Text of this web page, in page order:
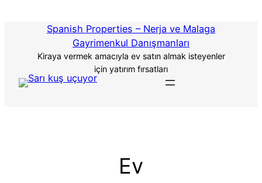
Spanish Properties – Nerja ve Malaga
Gayrimenkul Danışmanları
Kiraya vermek amacıyla ev satın almak isteyenler
için yatırım fırsatları
Ev